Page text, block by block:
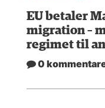
EU betaler
migration –
regimet til
0